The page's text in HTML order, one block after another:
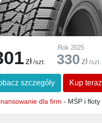
zł /szt.
Rok 2025
330 zł /szt.
szczegóły Kup teraz
dla firm - MŚP i floty